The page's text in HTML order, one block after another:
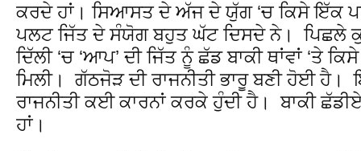
ਕਰਦੇ ਹਾਂ। ਸਿਆਸਤ ਦੇ ਅੱਜ ਦੇ ਯੁੱਗ ‘ਚ ਕਿਸੇ ਇੱਕ
ਪਲਟ ਜਿੱਤ ਦੇ ਸੰਯੋਗ ਬਹੁਤ ਘੱਟ ਦਿਸਦੇ ਨੇ। ਪਿਛਲੇ ਕੁਝ
ਦਿੱਲੀ ‘ਚ ‘ਆਪ’ ਦੀ ਜਿੱਤ ਨੂੰ ਛੱਡ ਬਾਕੀ ਥਾਂਵਾਂ ‘ਤੇ
ਮਿਲੀ। ਗੱਠਜੋੜ ਦੀ ਰਾਜਨੀਤੀ ਭਾਰੂ ਬਣੀ ਹੋਈ ਹੈ।
ਰਾਜਨੀਤੀ ਕਈ ਕਾਰਨਾਂ ਕਰਕੇ ਹੁੰਦੀ ਹੈ। ਬਾਕੀ
ਹਾਂ।